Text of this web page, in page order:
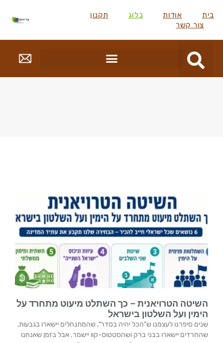
בית אודות בלוג
תקנון
צור קשר
השיטה הטרויאנית – כך השתלט מיעוט מתחרד על
הימין ועל השלטון בישראל
שנים סיפרנו לעצמנו ש"הכל יהיה בסדר", שהמתנחלים יישארו בגבעות,
שהחרדים יישארו בבני ברק ושהסטטוס-קוו יישמר. אבל בזמן שאנחנו